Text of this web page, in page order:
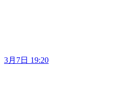
3月7日 19:20